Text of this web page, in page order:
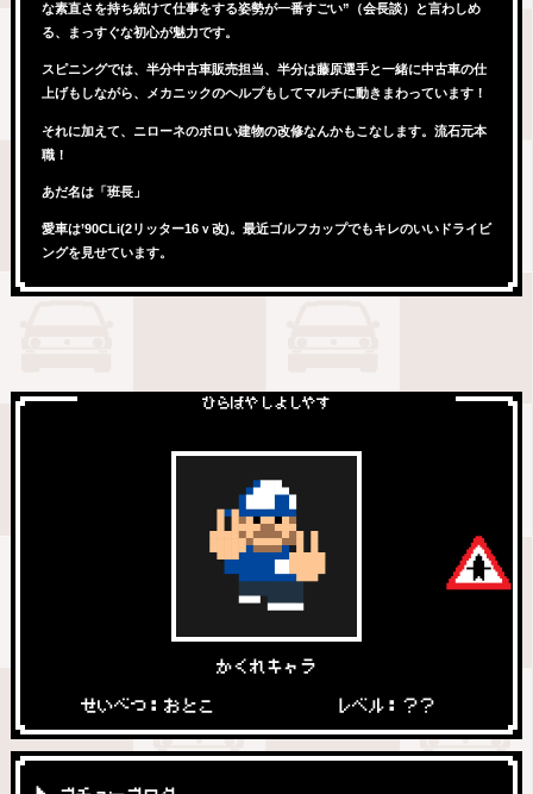
な素直さを持ち続けて仕事をする姿勢が一番すごい”（会長談）と言わしめ
る、まっすぐな初心が魅力です。
スピニングでは、半分中古車販売担当、半分は藤原選手と一緒に中古車の仕
上げもしながら、メカニックのヘルプもしてマルチに動きまわっています！
それに加えて、ニローネのボロい建物の改修なんかもこなします。流石元本
職！
あだ名は「班長」
愛車は’90CLi(2リッター16ｖ改)。最近ゴルフカップでもキレのいいドライビ
ングを見せています。
ひらばやしよしやす
かくれキャラ
せいべつ：おとこ レベル：？？